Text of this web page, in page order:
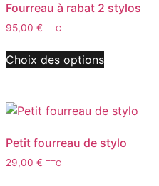
Fourreau à rabat 2 stylos
95,00 € TTC
Choix des options
Petit fourreau de stylo
29,00 € TTC